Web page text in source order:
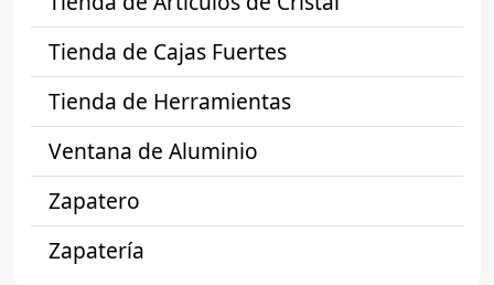
Tienda de Cajas Fuertes
Tienda de Herramientas
Ventana de Aluminio
Zapatero
Zapatería